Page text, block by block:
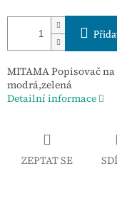
MITAMA Popisovač
modrá,zelená
Detailní informace
ZEPTAT SE